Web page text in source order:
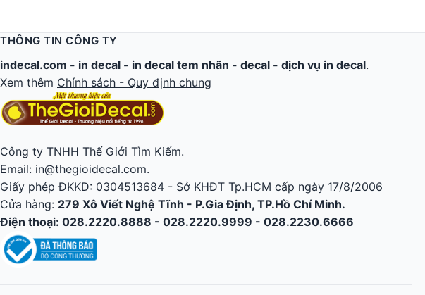
THÔNG TIN CÔNG TY
indecal.com - in decal - in decal tem nhãn - decal - dịch vụ in decal.
Xem thêm Chính sách - Quy định chung
Công ty TNHH Thế Giới Tìm Kiếm.
Email: in@thegioidecal.com.
Giấy phép ĐKKD: 0304513684 - Sở KHĐT Tp.HCM cấp ngày 17/8/2006
Cửa hàng: 279 Xô Viết Nghệ Tĩnh - P.Gia Định, TP.Hồ Chí Minh.
Điện thoại: 028.2220.8888 - 028.2220.9999 - 028.2230.6666